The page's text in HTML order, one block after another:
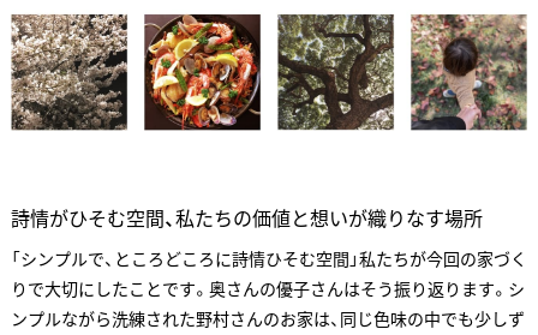
詩情がひそむ空間、私たちの価値と想いが織りなす場所
「シンプルで、ところどころに詩情ひそむ空間」私たちが今回の家づく
りで大切にしたことです。奥さんの優子さんはそう振り返ります。シ
ンプルながら洗練された野村さんのお家は、同じ色味の中でも少しず